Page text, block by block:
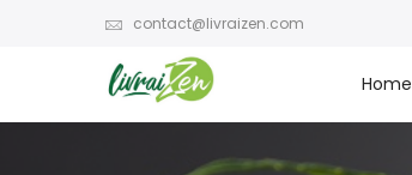
contact@livraizen.com
Home